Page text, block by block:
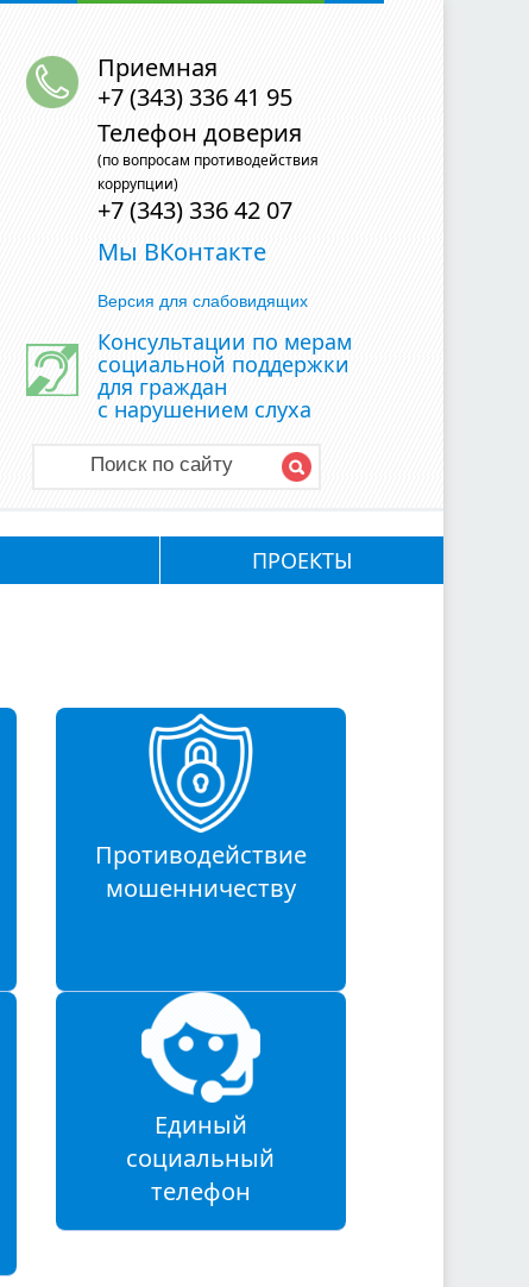
Приемная
+7 (343) 336 41 95
Телефон доверия
(по вопросам противодействия
коррупции)
+7 (343) 336 42 07
Мы ВКонтакте
Версия для слабовидящих
Консультации по мерам
социальной поддержки
для граждан
с нарушением слуха
Поиск по сайту
ПРОЕКТЫ
Противодействие
мошенничеству
Единый
социальный
телефон